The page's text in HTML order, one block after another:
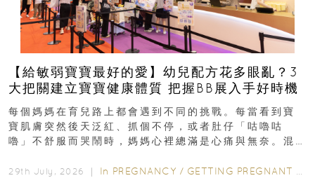
【給敏弱寶寶最好的愛】幼兒配方花多眼亂？3
大把關建立寶寶健康體質 把握BB展入手好時機
每個媽媽在育兒路上都會遇到不同的挑戰。每當看到寶
寶肌膚突然後天泛紅、抓個不停，或者肚仔「咕嚕咕
嚕」不舒服而哭鬧時，媽媽心裡總滿是心痛與無奈。混
29th July, 2026 ｜ In PREGNANCY / GETTING PREGNANT